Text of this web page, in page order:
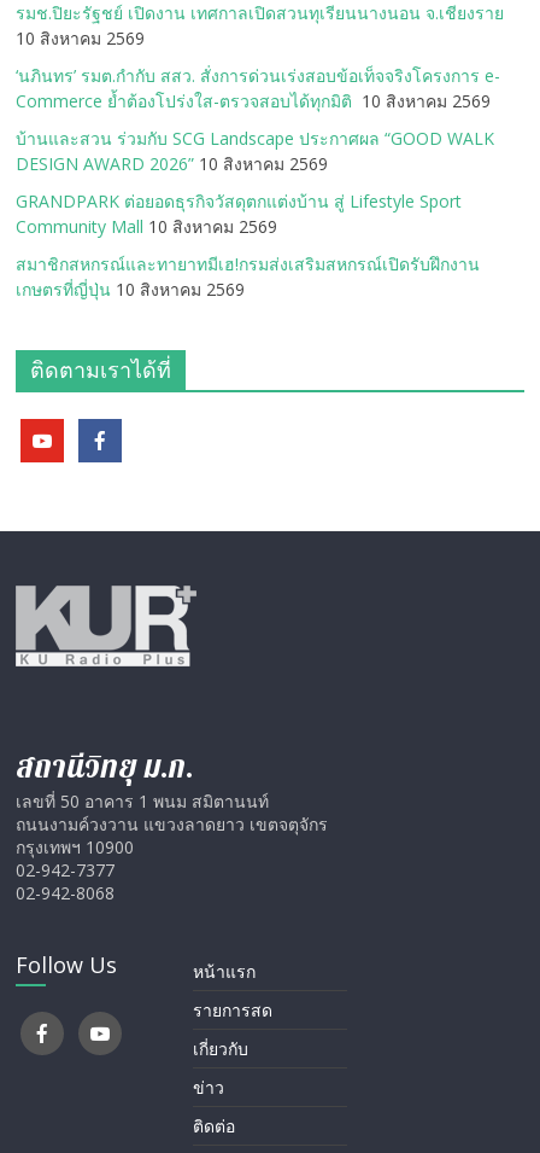
รมช.ปิยะรัฐชย์ เปิดงาน เทศกาลเปิดสวนทุเรียนนางนอน จ.เชียงราย
10 สิงหาคม 2569
‘นภินทร’ รมต.กำกับ สสว. สั่งการด่วนเร่งสอบข้อเท็จจริงโครงการ e-
Commerce ย้ำต้องโปร่งใส-ตรวจสอบได้ทุกมิติ 10 สิงหาคม 2569
บ้านและสวน ร่วมกับ SCG Landscape ประกาศผล “GOOD WALK
DESIGN AWARD 2026” 10 สิงหาคม 2569
GRANDPARK ต่อยอดธุรกิจวัสดุตกแต่งบ้าน สู่ Lifestyle Sport
Community Mall 10 สิงหาคม 2569
สมาชิกสหกรณ์และทายาทมีเฮ!กรมส่งเสริมสหกรณ์เปิดรับฝึกงาน
เกษตรที่ญี่ปุ่น 10 สิงหาคม 2569
ติดตามเราได้ที่
สถานีวิทยุ ม.ก.
เลขที่ 50 อาคาร 1 พนม สมิตานนท์
ถนนงามค์วงวาน แขวงลาดยาว เขตจตุจักร
กรุงเทพฯ 10900
02-942-7377
02-942-8068
Follow Us
หน้าแรก
รายการสด
เกี่ยวกับ
ข่าว
ติดต่อ